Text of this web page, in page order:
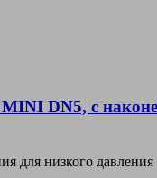
DN5, с
для низкого давления